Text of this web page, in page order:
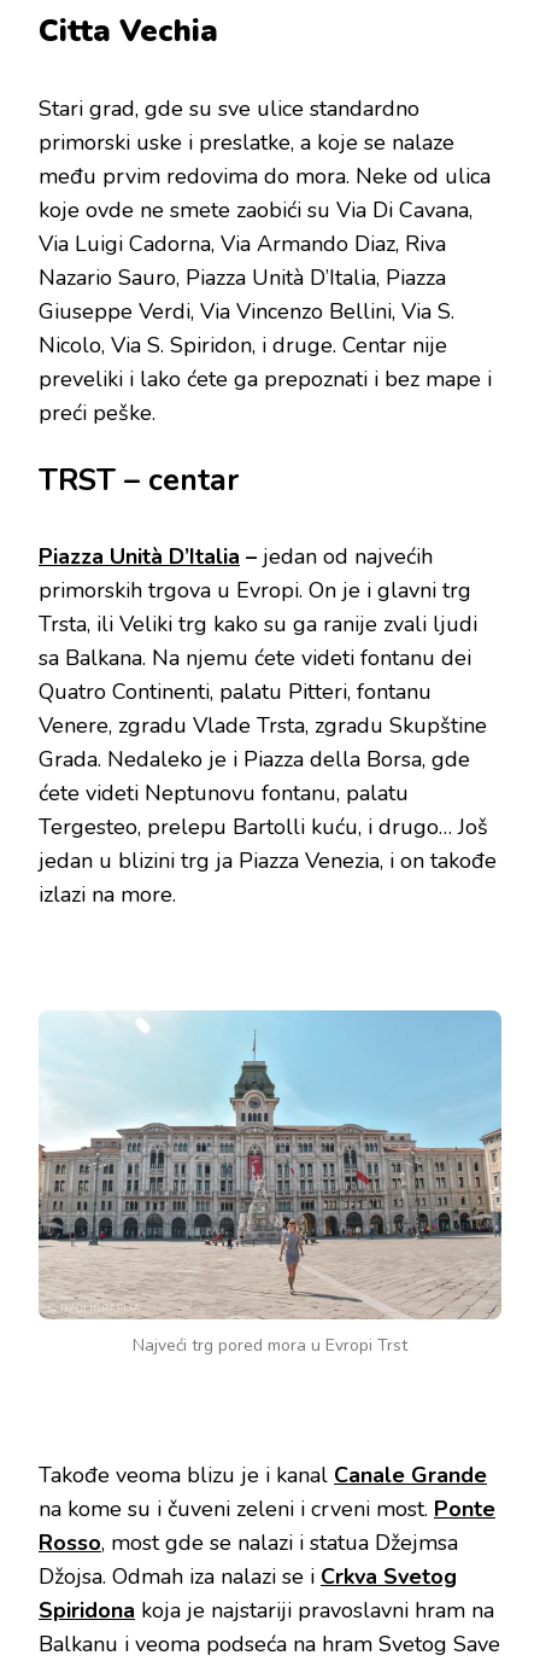
Citta Vechia
Stari grad, gde su sve ulice standardno
primorski uske i preslatke, a koje se nalaze
među prvim redovima do mora. Neke od ulica
koje ovde ne smete zaobići su Via Di Cavana,
Via Luigi Cadorna, Via Armando Diaz, Riva
Nazario Sauro, Piazza Unità D’Italia, Piazza
Giuseppe Verdi, Via Vincenzo Bellini, Via S.
Nicolo, Via S. Spiridon, i druge. Centar nije
preveliki i lako ćete ga prepoznati i bez mape i
preći peške.
TRST – centar
Piazza Unità D’Italia – jedan od najvećih
primorskih trgova u Evropi. On je i glavni trg
Trsta, ili Veliki trg kako su ga ranije zvali ljudi
sa Balkana. Na njemu ćete videti fontanu dei
Quatro Continenti, palatu Pitteri, fontanu
Venere, zgradu Vlade Trsta, zgradu Skupštine
Grada. Nedaleko je i Piazza della Borsa, gde
ćete videti Neptunovu fontanu, palatu
Tergesteo, prelepu Bartolli kuću, i drugo… Još
jedan u blizini trg ja Piazza Venezia, i on takođe
izlazi na more.
Najveći trg pored mora u Evropi Trst
Takođe veoma blizu je i kanal Canale Grande
na kome su i čuveni zeleni i crveni most. Ponte
Rosso, most gde se nalazi i statua Džejmsa
Džojsa. Odmah iza nalazi se i Crkva Svetog
Spiridona koja je najstariji pravoslavni hram na
Balkanu i veoma podseća na hram Svetog Save